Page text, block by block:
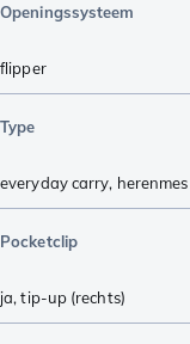
Openingssysteem
flipper
Type
everyday carry, herenmes
Pocketclip
ja, tip-up (rechts)